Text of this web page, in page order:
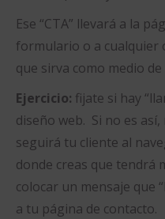
Ese “CTA” llevará a la
formulario o a cualquier
que sirva como medio
Ejercicio: fijate si hay
diseño web. Si no es
seguirá tu cliente al
donde creas que tendrá
colocar un mensaje que
a tu página de contacto.